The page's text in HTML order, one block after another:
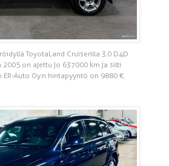
Toyota Land Cruiserilla 3.0 D4D
2005 on ajettu jo 637 000 km ja silti
Auto Oy:n hintapyyntö on 9 880 €.